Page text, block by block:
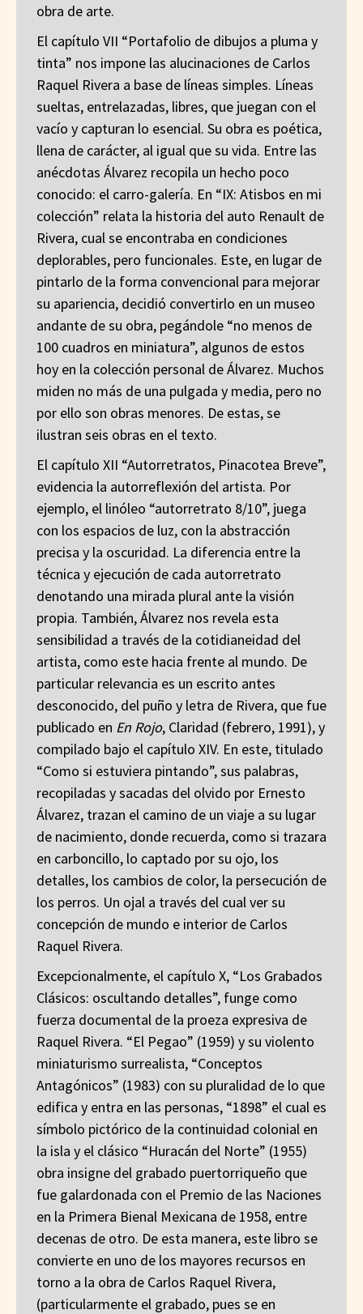
obra de arte.
El capítulo VII “Portafolio de dibujos a pluma y
tinta” nos impone las alucinaciones de Carlos
Raquel Rivera a base de líneas simples. Líneas
sueltas, entrelazadas, libres, que juegan con el
vacío y capturan lo esencial. Su obra es poética,
llena de carácter, al igual que su vida. Entre las
anécdotas Álvarez recopila un hecho poco
conocido: el carro-galería. En “IX: Atisbos en mi
colección” relata la historia del auto Renault de
Rivera, cual se encontraba en condiciones
deplorables, pero funcionales. Este, en lugar de
pintarlo de la forma convencional para mejorar
su apariencia, decidió convertirlo en un museo
andante de su obra, pegándole “no menos de
100 cuadros en miniatura”, algunos de estos
hoy en la colección personal de Álvarez. Muchos
miden no más de una pulgada y media, pero no
por ello son obras menores. De estas, se
ilustran seis obras en el texto.
El capítulo XII “Autorretratos, Pinacotea Breve”,
evidencia la autorreflexión del artista. Por
ejemplo, el linóleo “autorretrato 8/10”, juega
con los espacios de luz, con la abstracción
precisa y la oscuridad. La diferencia entre la
técnica y ejecución de cada autorretrato
denotando una mirada plural ante la visión
propia. También, Álvarez nos revela esta
sensibilidad a través de la cotidianeidad del
artista, como este hacia frente al mundo. De
particular relevancia es un escrito antes
desconocido, del puño y letra de Rivera, que fue
publicado en En Rojo, Claridad (febrero, 1991), y
compilado bajo el capítulo XIV. En este, titulado
“Como si estuviera pintando”, sus palabras,
recopiladas y sacadas del olvido por Ernesto
Álvarez, trazan el camino de un viaje a su lugar
de nacimiento, donde recuerda, como si trazara
en carboncillo, lo captado por su ojo, los
detalles, los cambios de color, la persecución de
los perros. Un ojal a través del cual ver su
concepción de mundo e interior de Carlos
Raquel Rivera.
Excepcionalmente, el capítulo X, “Los Grabados
Clásicos: oscultando detalles”, funge como
fuerza documental de la proeza expresiva de
Raquel Rivera. “El Pegao” (1959) y su violento
miniaturismo surrealista, “Conceptos
Antagónicos” (1983) con su pluralidad de lo que
edifica y entra en las personas, “1898” el cual es
símbolo pictórico de la continuidad colonial en
la isla y el clásico “Huracán del Norte” (1955)
obra insigne del grabado puertorriqueño que
fue galardonada con el Premio de las Naciones
en la Primera Bienal Mexicana de 1958, entre
decenas de otro. De esta manera, este libro se
convierte en uno de los mayores recursos en
torno a la obra de Carlos Raquel Rivera,
(particularmente el grabado, pues se en